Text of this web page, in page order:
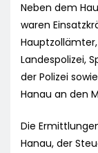
Neben dem
waren
Landespolizei,
der Polizei
Hanau an den
Die
Hanau, der